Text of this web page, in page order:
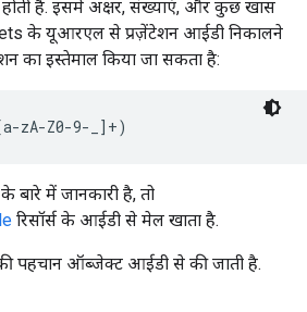
होती है. इसमें अक्षर, संख्याएं, और कुछ खास
के यूआरएल से प्रज़ेंटेशन आईडी निकालने
का इस्तेमाल किया जा सकता है:
zA-Z0-9-_]+)
में जानकारी है, तो
रिसॉर्स के आईडी से मेल खाता है.
पहचान ऑब्जेक्ट आईडी से की जाती है.